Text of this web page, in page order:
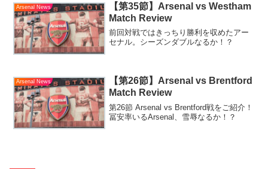
Arsenal News
【第35節】Arsenal vs Westham
Match Review
前回対戦ではきっちり勝利を収めたアー
セナル。シーズンダブルなるか！？
Arsenal News
【第26節】Arsenal vs Brentford
Match Review
第26節 Arsenal vs Brentford戦をご紹介！
冨安率いるArsenal、雪辱なるか！？